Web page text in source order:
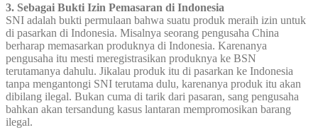
3. Sebagai Bukti Izin Pemasaran di Indonesia
SNI adalah bukti permulaan bahwa suatu produk meraih izin untuk
di pasarkan di Indonesia. Misalnya seorang pengusaha China
berharap memasarkan produknya di Indonesia. Karenanya
pengusaha itu mesti meregistrasikan produknya ke BSN
terutamanya dahulu. Jikalau produk itu di pasarkan ke Indonesia
tanpa mengantongi SNI terutama dulu, karenanya produk itu akan
dibilang ilegal. Bukan cuma di tarik dari pasaran, sang pengusaha
bahkan akan tersandung kasus lantaran mempromosikan barang
ilegal.